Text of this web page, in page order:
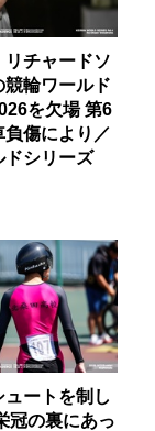
リチャードソ
競輪ワールド
を欠場 第6
傷により／
ドシリーズ
ートを制し
冠の裏にあっ